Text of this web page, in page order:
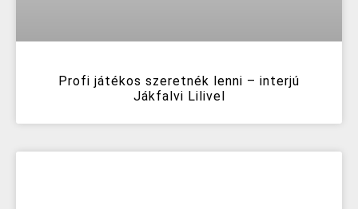
Profi játékos szeretnék lenni – interjú
Jákfalvi Lilivel